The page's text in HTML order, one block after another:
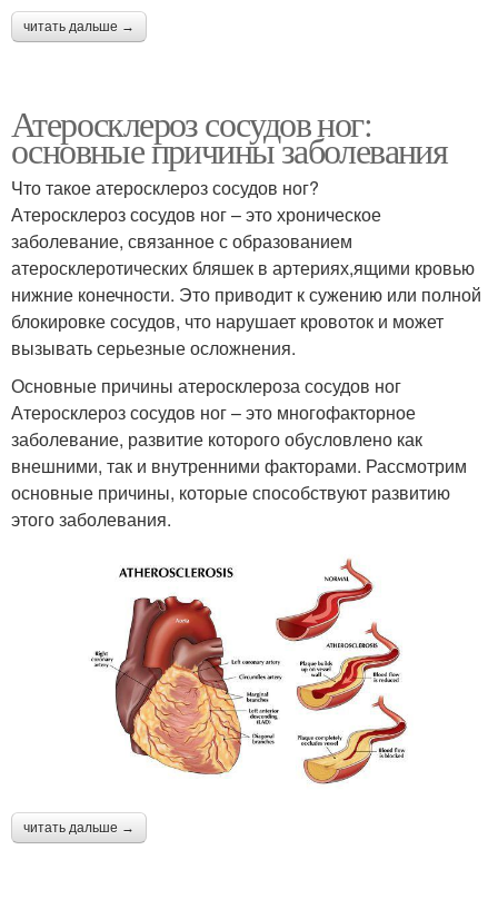
читать дальше →
Атеросклероз сосудов ног:
основные причины заболевания
Что такое атеросклероз сосудов ног?
Атеросклероз сосудов ног – это хроническое
заболевание, связанное с образованием
атеросклеротических бляшек в артериях,ящими кровью
нижние конечности. Это приводит к сужению или полной
блокировке сосудов, что нарушает кровоток и может
вызывать серьезные осложнения.
Основные причины атеросклероза сосудов ног
Атеросклероз сосудов ног – это многофакторное
заболевание, развитие которого обусловлено как
внешними, так и внутренними факторами. Рассмотрим
основные причины, которые способствуют развитию
этого заболевания.
читать дальше →